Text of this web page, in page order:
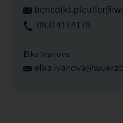
09314194179
Elka Ivanova